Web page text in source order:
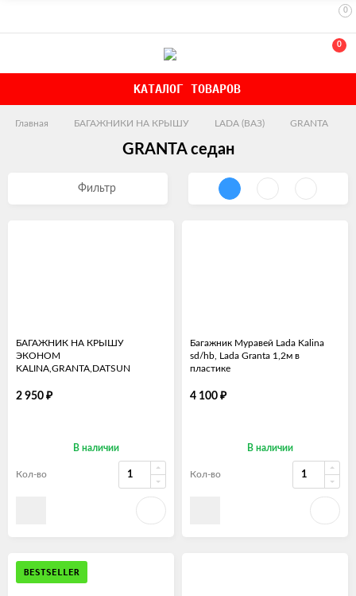
0
0
КАТАЛОГ ТОВАРОВ
Главная БАГАЖНИКИ НА КРЫШУ LADA (ВАЗ) GRANTA
GRANTA седан
Фильтр
БАГАЖНИК НА КРЫШУ
ЭКОНОМ
KALINA,GRANTA,DATSUN
2 950 ₽
В наличии
Кол-во
Багажник Муравей Lada Kalina
sd/hb, Lada Granta 1,2м в
пластике
4 100 ₽
В наличии
Кол-во
BESTSELLER